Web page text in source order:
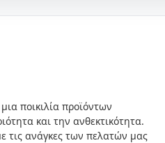
ποικιλία προϊόντων
και την ανθεκτικότητα.
τις ανάγκες των πελατών μας